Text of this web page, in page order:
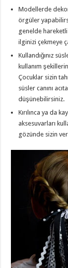
Modellerde
örgüler
genelde
ilginizi çekmeye
Kullandığınız
kullanım
Çocuklar sizin
süsler canını
düşünebilirsiniz.
Kırılınca ya da
aksesuvarları
gözünde sizin